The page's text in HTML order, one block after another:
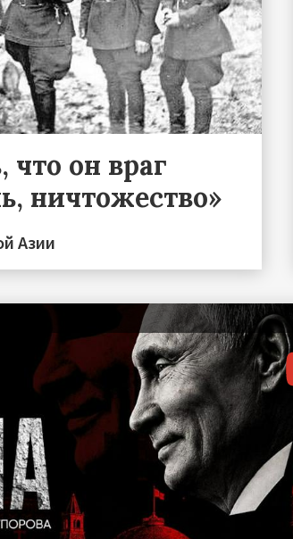
что он враг
ничтожество»
Азии